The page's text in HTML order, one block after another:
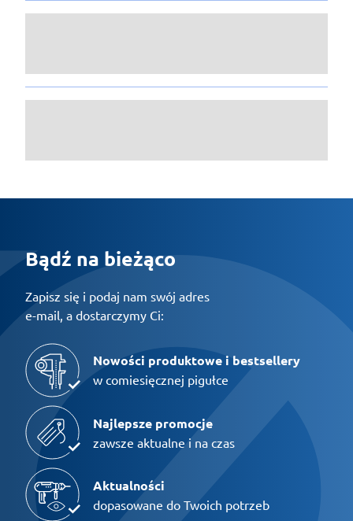
Bądź na bieżąco
Zapisz się i podaj nam swój adres
e-mail, a dostarczymy Ci:
Nowości produktowe i bestsellery
w comiesięcznej pigułce
Najlepsze promocje
zawsze aktualne i na czas
Aktualności
dopasowane do Twoich potrzeb